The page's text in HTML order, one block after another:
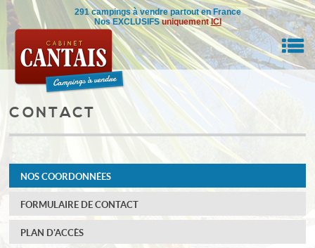
291 campings à vendre partout en France
Nos EXCLUSIFSuniquementICI
BIEN
CONTACT
NOS COORDONNÉES
FORMULAIRE DE CONTACT
PLAN D'ACCÈS